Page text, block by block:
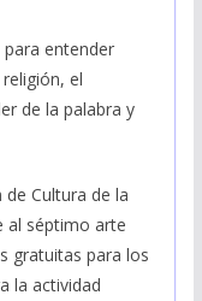
entender
el
de la palabra y
Cultura de la
al séptimo arte
gratuitas para los
la actividad